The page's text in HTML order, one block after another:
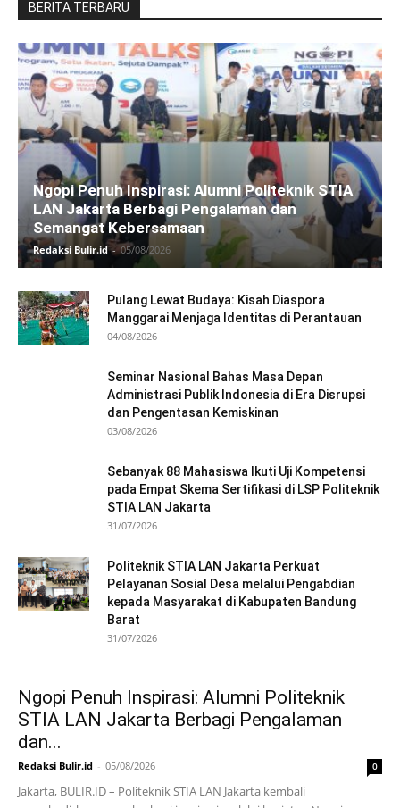
BERITA TERBARU
Ngopi Penuh Inspirasi: Alumni Politeknik STIA
LAN Jakarta Berbagi Pengalaman dan
Semangat Kebersamaan
Redaksi Bulir.id - 05/08/2026
Pulang Lewat Budaya: Kisah Diaspora
Manggarai Menjaga Identitas di Perantauan
04/08/2026
Seminar Nasional Bahas Masa Depan
Administrasi Publik Indonesia di Era Disrupsi
dan Pengentasan Kemiskinan
03/08/2026
Sebanyak 88 Mahasiswa Ikuti Uji Kompetensi
pada Empat Skema Sertifikasi di LSP Politeknik
STIA LAN Jakarta
31/07/2026
Politeknik STIA LAN Jakarta Perkuat
Pelayanan Sosial Desa melalui Pengabdian
kepada Masyarakat di Kabupaten Bandung
Barat
31/07/2026
Ngopi Penuh Inspirasi: Alumni Politeknik
STIA LAN Jakarta Berbagi Pengalaman
dan...
Redaksi Bulir.id - 05/08/2026 0
Jakarta, BULIR.ID – Politeknik STIA LAN Jakarta kembali